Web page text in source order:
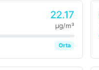
22.17
μg/m³
Orta